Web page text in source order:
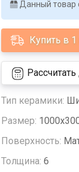
Данный товар
Купить в
Тип керамики:
Размер:
Поверхность:
Толщина: 6